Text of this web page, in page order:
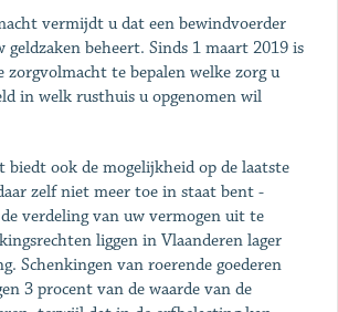
vermijdt u dat een bewindvoerder
beheert. Sinds 1 maart 2019 is
te bepalen welke zorg u
in welk rusthuis u opgenomen wil
biedt ook de mogelijkheid op de laatste
zelf niet meer toe in staat bent -
verdeling van uw vermogen uit te
liggen in Vlaanderen lager
Schenking­en van roerende goederen
3 procent van de waarde van de